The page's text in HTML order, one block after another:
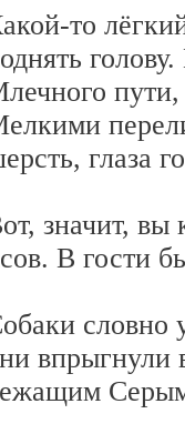
то
глаза
значит, вы
В гости
словно
впрыгнули